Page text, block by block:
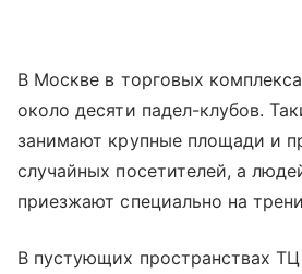
В Москве в торговых
около десяти падел-клубов.
занимают крупные площади и
случайных посетителей, а
приезжают специально на
В пустующих пространствах